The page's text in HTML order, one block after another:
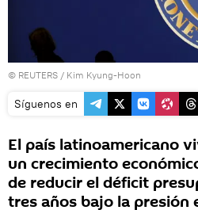
© REUTERS / Kim Kyung-Hoon
Síguenos en
El país latinoamericano
un crecimiento
de reducir el déficit
tres años bajo la presión